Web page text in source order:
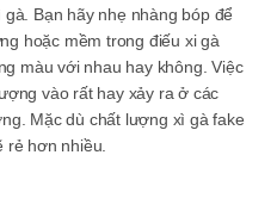
Bạn hãy nhẹ nhàng bóp để
hoặc mềm trong điếu xi gà
màu với nhau hay không. Việc
vào rất hay xảy ra ở các
Mặc dù chất lượng xì gà fake
rẻ hơn nhiều.